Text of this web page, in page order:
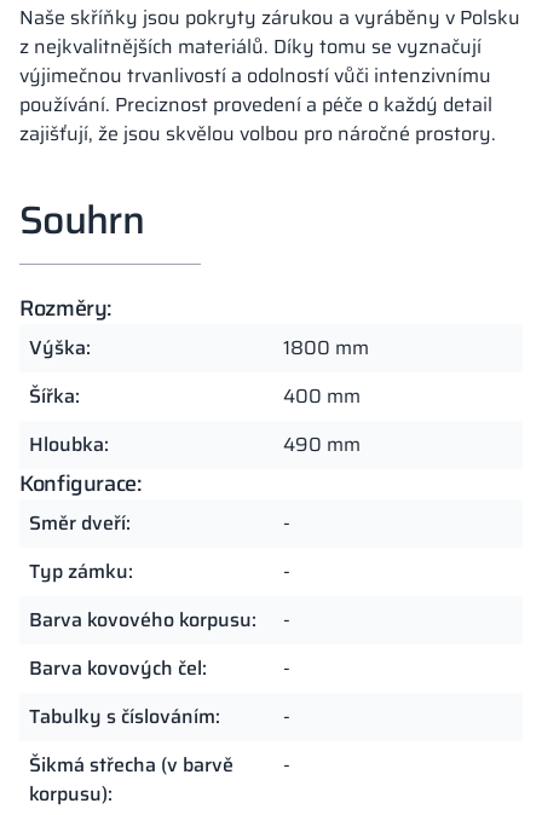
Naše skříňky jsou pokryty zárukou a vyráběny v Polsku
z nejkvalitnějších materiálů. Díky tomu se vyznačují
výjimečnou trvanlivostí a odolností vůči intenzivnímu
používání. Preciznost provedení a péče o každý detail
zajišťují, že jsou skvělou volbou pro náročné prostory.
Souhrn
Rozměry:
Výška:
1800 mm
Šířka:
400 mm
Hloubka:
490 mm
Konfigurace:
Směr dveří:
-
Typ zámku:
-
Barva kovového korpusu:
-
Barva kovových čel:
-
Tabulky s číslováním:
-
Šikmá střecha (v barvě
korpusu):
-